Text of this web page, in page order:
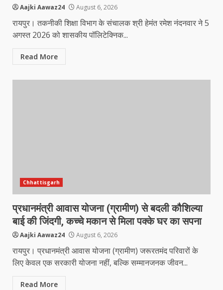
Aajki Aawaz24 August 6, 2026
रायपुर। तकनीकी शिक्षा विभाग के संचालक श्री हेमंत रमेश नंदनवार ने 5
अगस्त 2026 को शासकीय पॉलिटेक्निक...
Read More
Chhattisgarh
प्रधानमंत्री आवास योजना (ग्रामीण) से बदली कौशिल्या
बाई की जिंदगी, कच्चे मकान से मिला पक्के घर का सपना
Aajki Aawaz24 August 6, 2026
रायपुर। प्रधानमंत्री आवास योजना (ग्रामीण) जरूरतमंद परिवारों के
लिए केवल एक सरकारी योजना नहीं, बल्कि सम्मानजनक जीवन...
Read More